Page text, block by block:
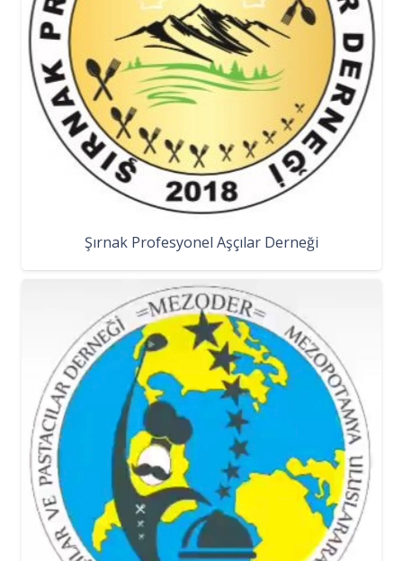
Şırnak Profesyonel Aşçılar Derneği